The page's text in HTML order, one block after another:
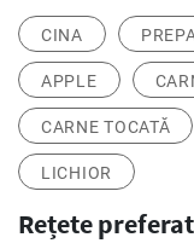
CINA
APPLE
CARNE TOCATĂ
LICHIOR
Rețete